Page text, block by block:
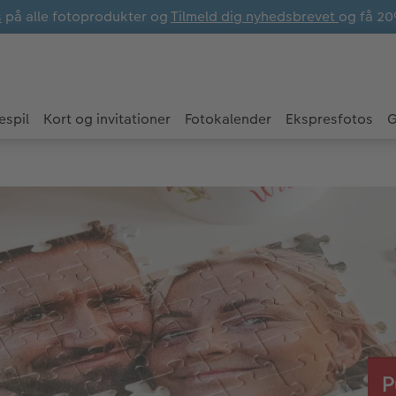
på alle fotoprodukter ogTilmeld dig nyhedsbrevet og få
Kort og invitationer Fotokalender Ekspresfotos